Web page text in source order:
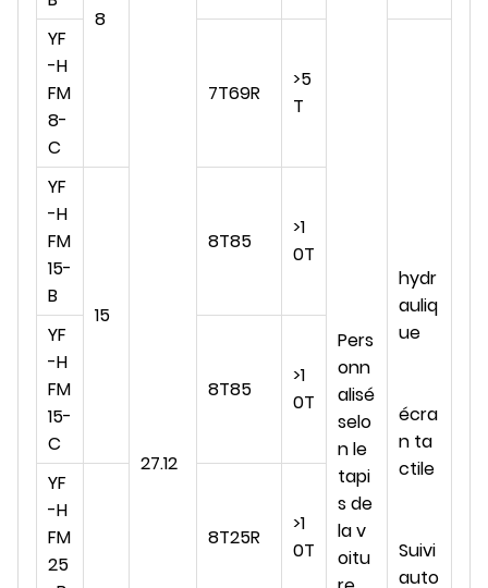
8
27.12
Pers
onn
alisé
selo
n le
tapi
s de
la v
oitu
YF
-H
FM
8-
C
7T69R
>5
T
hydr
auliq
ue
écra
n ta
ctile
Suivi
auto
YF
-H
FM
15-
B
15
8T85
>1
0T
YF
-H
FM
15-
C
8T85
>1
0T
YF
-H
FM
25
8T25R
>1
0T